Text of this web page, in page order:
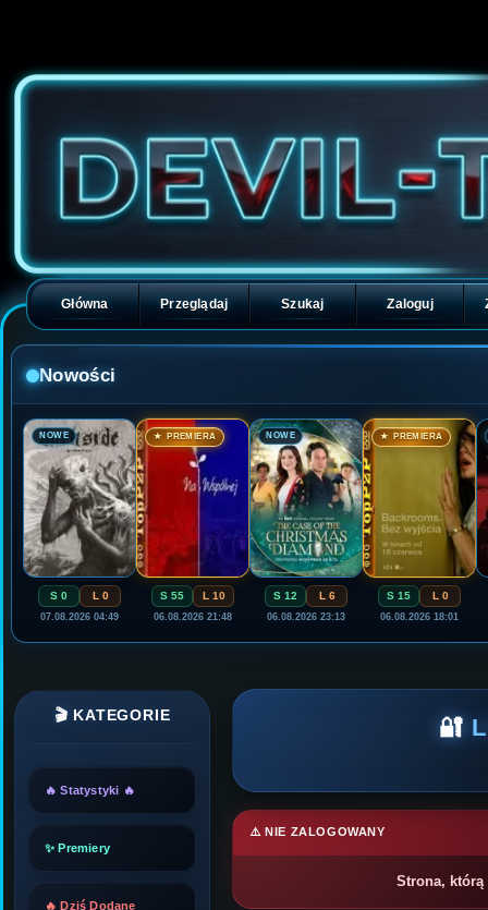
Główna Przeglądaj Szukaj Zaloguj
Nowości
🎬NOWE
S 0 L 0
07.08.2026 04:49
🎬★ PREMIERA
S 55 L 10
06.08.2026 21:48
🎬NOWE
S 12 L 6
06.08.2026 23:13
🎬★ PREMIERA
S 15 L 0
06.08.2026 18:01
🎬 KATEGORIE
🔥 Statystyki 🔥
✨ Premiery
🔥 Dziś Dodane
🔐
⚠️ NIE ZALOGOWANY
Strona,